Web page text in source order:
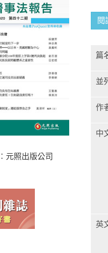
閱
篇
並
作
中
英
元照出版公司